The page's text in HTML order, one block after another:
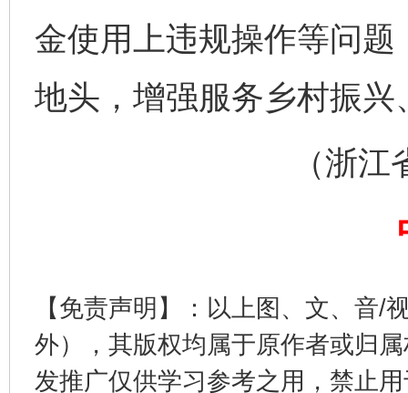
金使用上违规操作等问
地头，增强服务乡村振
（浙江省
【免责声明】：以上图、文、音/
外），其版权均属于原作者或归
发推广仅供学习参考之用，禁止
一纸欠